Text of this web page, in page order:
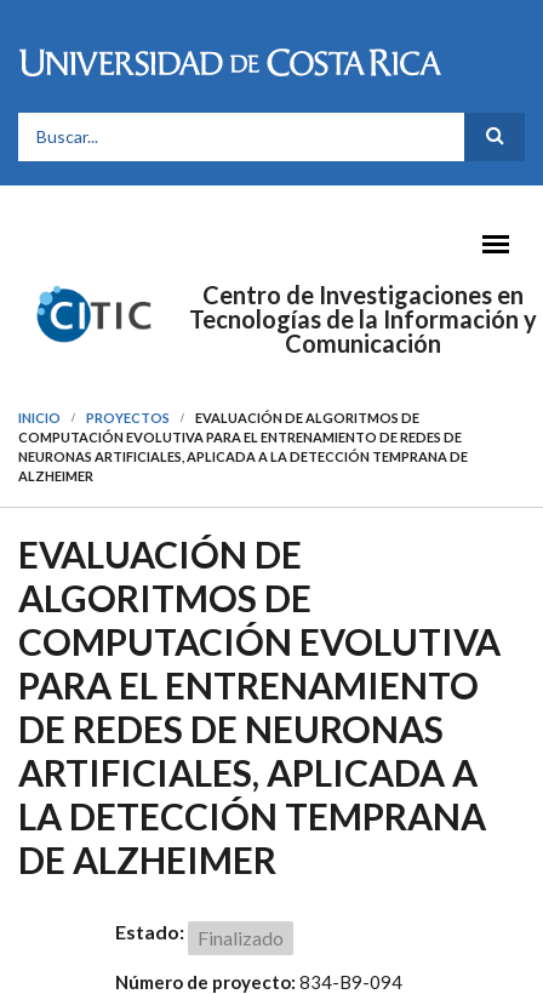
FORMULARIO DE BÚSQUEDA
Centro de Investigaciones en
Tecnologías de la Información y
Comunicación
INICIO PROYECTOS
EVALUACIÓN DE ALGORITMOS DE
COMPUTACIÓN EVOLUTIVA PARA EL ENTRENAMIENTO DE REDES DE
NEURONAS ARTIFICIALES, APLICADA A LA DETECCIÓN TEMPRANA DE
ALZHEIMER
EVALUACIÓN DE
ALGORITMOS DE
COMPUTACIÓN EVOLUTIVA
PARA EL ENTRENAMIENTO
DE REDES DE NEURONAS
ARTIFICIALES, APLICADA A
LA DETECCIÓN TEMPRANA
DE ALZHEIMER
Estado: Finalizado
Número de proyecto: 834-B9-094